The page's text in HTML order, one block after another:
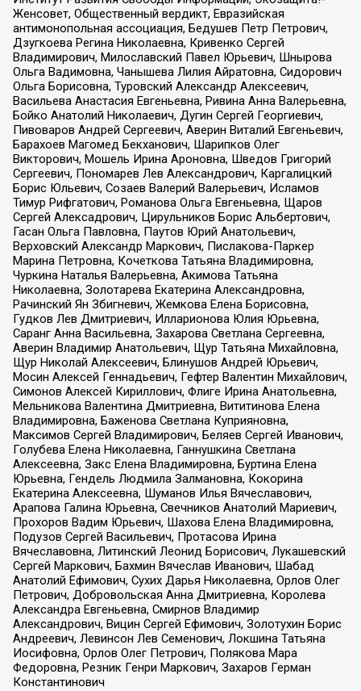
Женсовет, Общественный вердикт, Евразийская
антимонопольная ассоциация, Бедушев Петр Петрович,
Дзугкоева Регина Николаевна, Кривенко Сергей
Владимирович, Милославский Павел Юрьевич, Шнырова
Ольга Вадимовна, Чанышева Лилия Айратовна, Сидорович
Ольга Борисовна, Туровский Александр Алексеевич,
Васильева Анастасия Евгеньевна, Ривина Анна Валерьевна,
Бойко Анатолий Николаевич, Дугин Сергей Георгиевич,
Пивоваров Андрей Сергеевич, Аверин Виталий Евгеньевич,
Барахоев Магомед Бекханович, Шарипков Олег
Викторович, Мошель Ирина Ароновна, Шведов Григорий
Сергеевич, Пономарев Лев Александрович, Каргалицкий
Борис Юльевич, Созаев Валерий Валерьевич, Исламов
Тимур Рифгатович, Романова Ольга Евгеньевна, Щаров
Сергей Алексадрович, Цирульников Борис Альбертович,
Гасан Ольга Павловна, Паутов Юрий Анатольевич,
Верховский Александр Маркович, Пислакова-Паркер
Марина Петровна, Кочеткова Татьяна Владимировна,
Чуркина Наталья Валерьевна, Акимова Татьяна
Николаевна, Золотарева Екатерина Александровна,
Рачинский Ян Збигневич, Жемкова Елена Борисовна,
Гудков Лев Дмитриевич, Илларионова Юлия Юрьевна,
Саранг Анна Васильевна, Захарова Светлана Сергеевна,
Аверин Владимир Анатольевич, Щур Татьяна Михайловна,
Щур Николай Алексеевич, Блинушов Андрей Юрьевич,
Мосин Алексей Геннадьевич, Гефтер Валентин Михайлович,
Симонов Алексей Кириллович, Флиге Ирина Анатольевна,
Мельникова Валентина Дмитриевна, Вититинова Елена
Владимировна, Баженова Светлана Куприяновна,
Максимов Сергей Владимирович, Беляев Сергей Иванович,
Голубева Елена Николаевна, Ганнушкина Светлана
Алексеевна, Закс Елена Владимировна, Буртина Елена
Юрьевна, Гендель Людмила Залмановна, Кокорина
Екатерина Алексеевна, Шуманов Илья Вячеславович,
Арапова Галина Юрьевна, Свечников Анатолий Мариевич,
Прохоров Вадим Юрьевич, Шахова Елена Владимировна,
Подузов Сергей Васильевич, Протасова Ирина
Вячеславовна, Литинский Леонид Борисович, Лукашевский
Сергей Маркович, Бахмин Вячеслав Иванович, Шабад
Анатолий Ефимович, Сухих Дарья Николаевна, Орлов Олег
Петрович, Добровольская Анна Дмитриевна, Королева
Александра Евгеньевна, Смирнов Владимир
Александрович, Вицин Сергей Ефимович, Золотухин Борис
Андреевич, Левинсон Лев Семенович, Локшина Татьяна
Иосифовна, Орлов Олег Петрович, Полякова Мара
Федоровна, Резник Генри Маркович, Захаров Герман
Константинович